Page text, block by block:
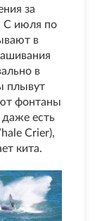
за
С июля по
в
в
плывут
фонтаны
есть
Crier),
кита.